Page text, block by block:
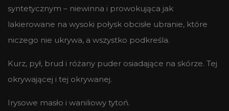
syntetycznym – niewinna i prowokująca jak
lakierowane na wysoki połysk obcisłe ubranie, które
niczego nie ukrywa, a wszystko podkreśla.
Kurz, pył, brud i różany puder osiadające na skórze. Tej
okrywającej i tej okrywanej.
Irysowe masło i waniliowy tytoń.